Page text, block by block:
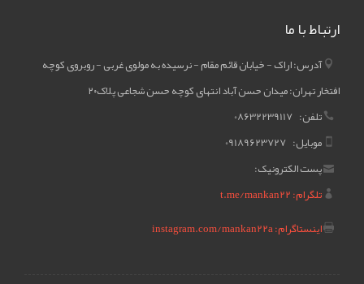
ارتباط با ما
آدرس: اراک - خیابان قائم مقام - نرسیده به مولوی غربی - روبروی کوچه
افتخار تهران: میدان حسن آباد انتهای کوچه حسن شجاعی پلاک۲۰
تلفن: 08632239117
موبایل: 09189623727
پست الکترونیک:
تلگرام: t.me/mankan22
اینستاگرام: instagram.com/mankan22a